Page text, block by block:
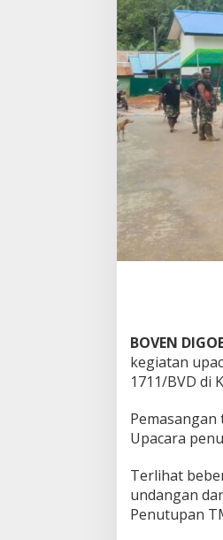
BOVEN
kegiatan
1711/BVD di
Upacara
Terlihat
undangan
Penutupan